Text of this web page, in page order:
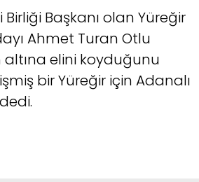
Başkanı olan Yüreğir
Ahmet Turan Otlu
altına elini koyduğunu
bir Yüreğir için Adanalı